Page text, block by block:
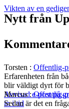
Vikten av en
Avvisad e-post på
in i tid
Nytt från
Torsten : Offentlig-
Erfarenheten från
blir väldigt dyrt för
Marcus:Offentlig-
Sedan är det en